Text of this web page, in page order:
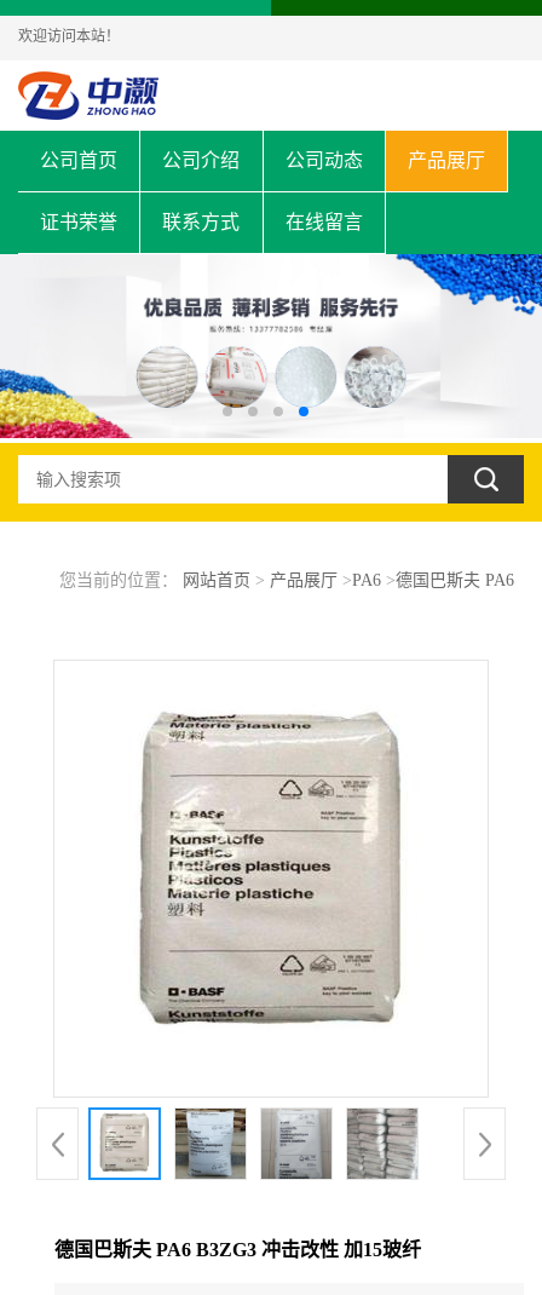
欢迎访问本站！
公司首页 公司介绍 公司动态 产品展厅
证书荣誉 联系方式 在线留言
您当前的位置： 网站首页 > 产品展厅>PA6>德国巴斯夫 PA6
德国巴斯夫 PA6 B3ZG3 冲击改性 加15玻纤